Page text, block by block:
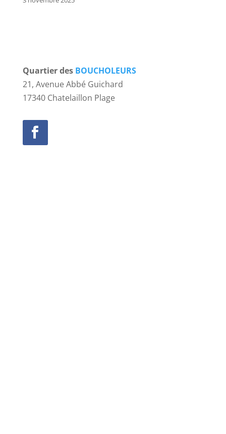
Quartier des BOUCHOLEURS
21, Avenue Abbé Guichard
17340 Chatelaillon Plage